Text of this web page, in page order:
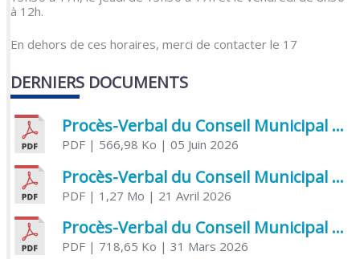
à 12h.
En dehors de ces horaires, merci de contacter le 17
DERNIERS DOCUMENTS
Procès-Verbal du Conseil Municipal du 5 juin 2026
PDF| 566,98 Ko | 05 Juin 2026
Procès-Verbal du Conseil Municipal du 21 avril 2026
PDF| 1,27 Mo | 21 Avril 2026
Procès-Verbal du Conseil Municipal du 31 mars 2026
PDF| 718,65 Ko | 31 Mars 2026